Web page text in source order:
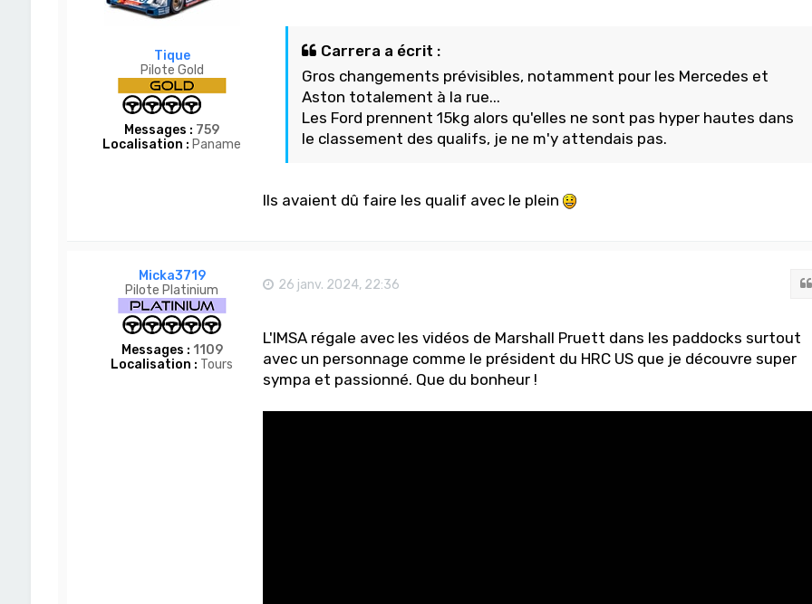
Tique
Pilote Gold
Messages : 759
Localisation : Paname
Carrera a écrit :
Gros changements prévisibles, notamment pour les Mercedes et
Aston totalement à la rue...
Les Ford prennent 15kg alors qu'elles ne sont pas hyper hautes dans
le classement des qualifs, je ne m'y attendais pas.
Ils avaient dû faire les qualif avec le plein
Micka3719
Pilote Platinium
Messages : 1109
Localisation : Tours
26 janv. 2024, 22:36
L'IMSA régale avec les vidéos de Marshall Pruett dans les paddocks surtout
avec un personnage comme le président du HRC US que je découvre super
sympa et passionné. Que du bonheur !